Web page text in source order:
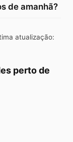
de amanhã?
atualização:
perto de